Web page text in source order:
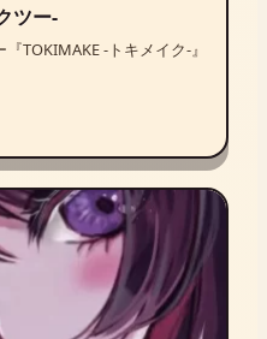
ツー-
TOKIMAKE -トキメイク-』